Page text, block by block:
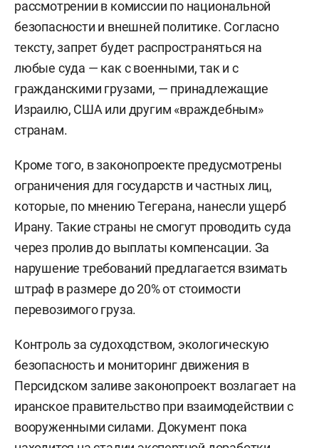
рассмотрении в комиссии по национальной
безопасности и внешней политике. Согласно
тексту, запрет будет распространяться на
любые суда — как с военными, так и с
гражданскими грузами, — принадлежащие
Израилю, США или другим «враждебным»
странам.
Кроме того, в законопроекте предусмотрены
ограничения для государств и частных лиц,
которые, по мнению Тегерана, нанесли ущерб
Ирану. Такие страны не смогут проводить суда
через пролив до выплаты компенсации. За
нарушение требований предлагается взимать
штраф в размере до 20% от стоимости
перевозимого груза.
Контроль за судоходством, экологическую
безопасность и мониторинг движения в
Персидском заливе законопроект возлагает на
иранское правительство при взаимодействии с
вооруженными силами. Документ пока